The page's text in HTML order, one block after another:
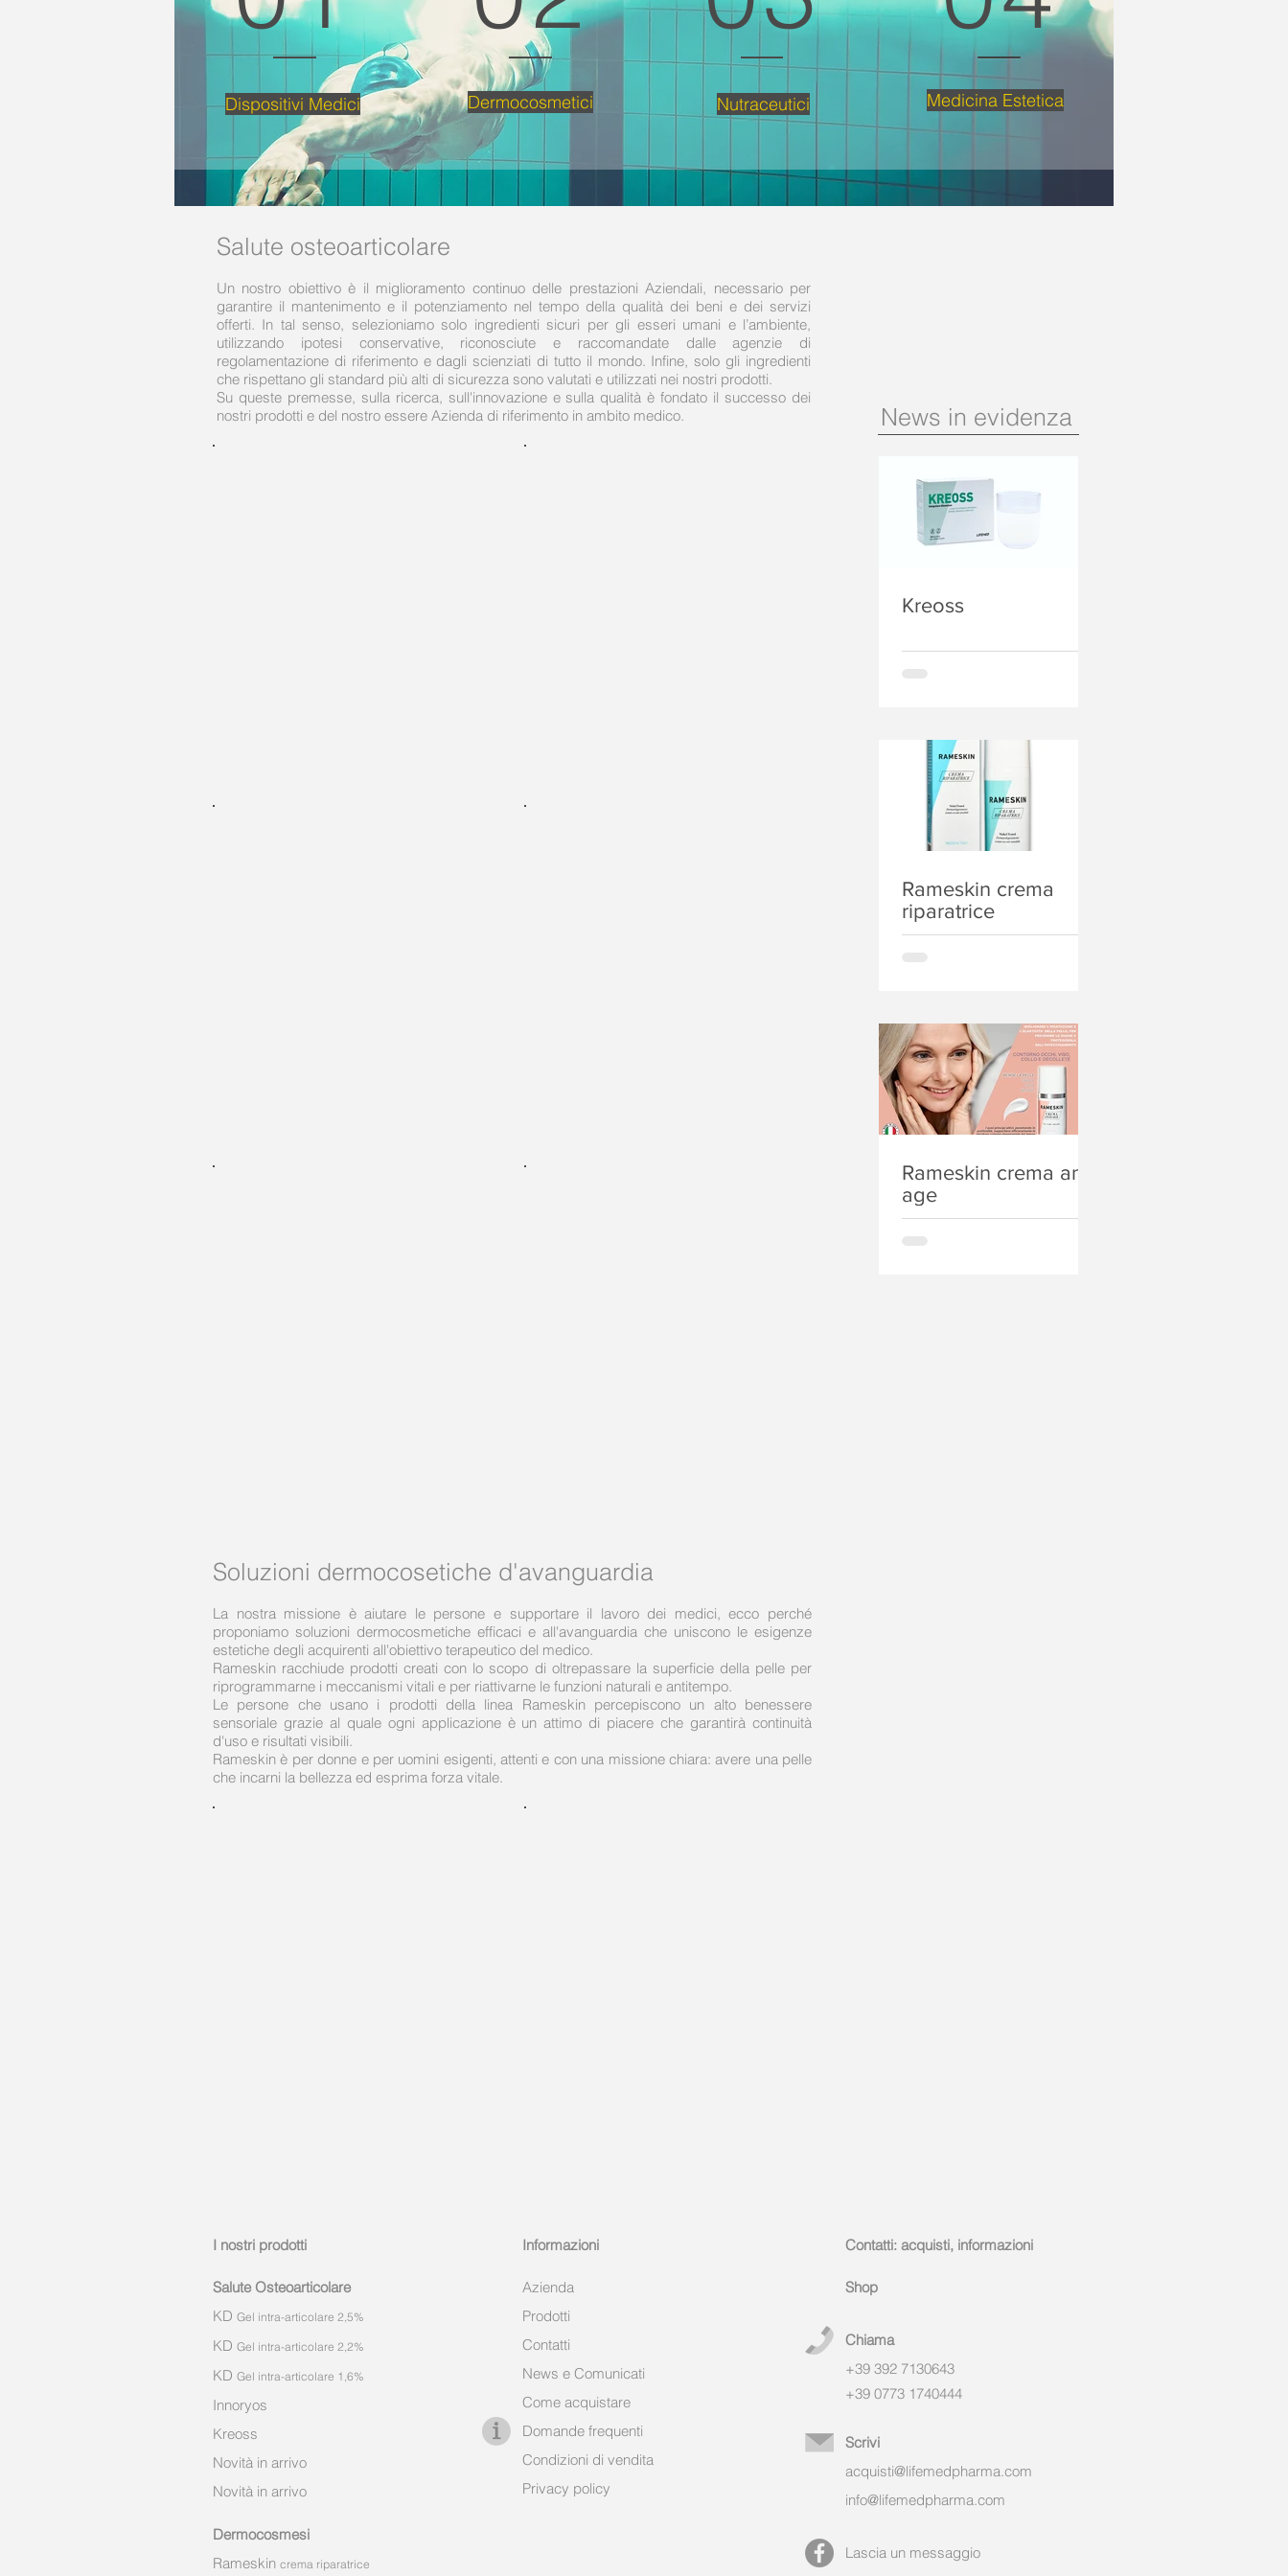
Dispositivi Medici Dermocosmetici Nutraceutici Medicina Estetica
Salute osteoarticolare
Un nostro obiettivo è il miglioramento continuo delle prestazioni Aziendali, necessario per
garantire il mantenimento e il potenziamento nel tempo della qualità dei beni e dei servizi
offerti. In tal senso, selezioniamo solo ingredienti sicuri per gli esseri umani e l’ambiente,
utilizzando ipotesi conservative, riconosciute e raccomandate dalle agenzie di
regolamentazione di riferimento e dagli scienziati di tutto il mondo. Infine, solo gli ingredienti
che rispettano gli standard più alti di sicurezza sono valutati e utilizzati nei nostri prodotti.
Su queste premesse, sulla ricerca, sull'innovazione e sulla qualità è fondato il successo dei
nostri prodotti e del nostro essere Azienda di riferimento in ambito medico.
News in evidenza
Kreoss
Rameskin crema
riparatrice
Rameskin crema anti-
age
Soluzioni dermocosetiche d'avanguardia
La nostra missione è aiutare le persone e supportare il lavoro dei medici, ecco perché
proponiamo soluzioni dermocosmetiche efficaci e all'avanguardia che uniscono le esigenze
estetiche degli acquirenti all'obiettivo terapeutico del medico.
Rameskin racchiude prodotti creati con lo scopo di oltrepassare la superficie della pelle per
riprogrammarne i meccanismi vitali e per riattivarne le funzioni naturali e antitempo.
Le persone che usano i prodotti della linea Rameskin percepiscono un alto benessere
sensoriale grazie al quale ogni applicazione è un attimo di piacere che garantirà continuità
d'uso e risultati visibili.
Rameskin è per donne e per uomini esigenti, attenti e con una missione chiara: avere una pelle
che incarni la bellezza ed esprima forza vitale.
I nostri prodotti
Salute Osteoarticolare
KD Gel intra-articolare 2,5%
KD Gel intra-articolare 2,2%
KD Gel intra-articolare 1,6%
Innoryos
Kreoss
Novità in arrivo
Novità in arrivo
Dermocosmesi
Rameskin crema riparatrice
Informazioni
Azienda
Prodotti
Contatti
News e Comunicati
Come acquistare
Domande frequenti
Condizioni di vendita
Privacy policy
Contatti: acquisti, informazioni
Shop
Chiama
+39 392 7130643
+39 0773 1740444
Scrivi
acquisti@lifemedpharma.com
info@lifemedpharma.com
Lascia un messaggio